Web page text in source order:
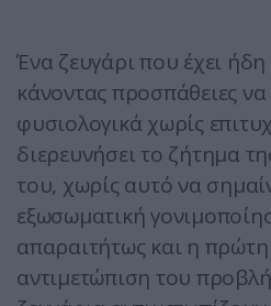
Ένα ζευγάρι που έχει
κάνοντας προσπάθειες
φυσιολογικά χωρίς
διερευνήσει το ζήτημα
του, χωρίς αυτό να
εξωσωματική
απαραιτήτως και η πρώτη
αντιμετώπιση του